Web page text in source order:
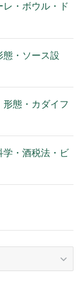
・ボウル・ド
態・ソース設
形態・カダイフ
学・酒税法・ビ